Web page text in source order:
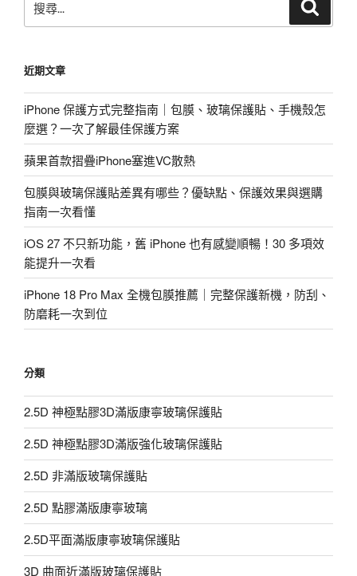
尋
字:
近期文章
iPhone 保護方式完整指南｜包膜、玻璃保護貼、手機殼怎
麼選？一次了解最佳保護方案
蘋果首款摺疊iPhone塞進VC散熱
包膜與玻璃保護貼差異有哪些？優缺點、保護效果與選購
指南一次看懂
iOS 27 不只新功能，舊 iPhone 也有感變順暢！30 多項效
能提升一次看
iPhone 18 Pro Max 全機包膜推薦｜完整保護新機，防刮、
防磨耗一次到位
分類
2.5D 神極點膠3D滿版康寧玻璃保護貼
2.5D 神極點膠3D滿版強化玻璃保護貼
2.5D 非滿版玻璃保護貼
2.5D 點膠滿版康寧玻璃
2.5D平面滿版康寧玻璃保護貼
3D 曲面近滿版玻璃保護貼